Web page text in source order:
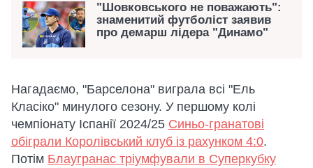
"Шовковського не поважають":
знаменитий футболіст заявив
про демарш лідера "Динамо"
Нагадаємо, "Барселона" виграла всі "Ель
Класіко" минулого сезону. У першому колі
чемпіонату Іспанії 2024/25 Синьо-гранатові
обіграли Королівський клуб із рахунком 4:0.
Потім Блаугранас тріумфували в Суперкубку